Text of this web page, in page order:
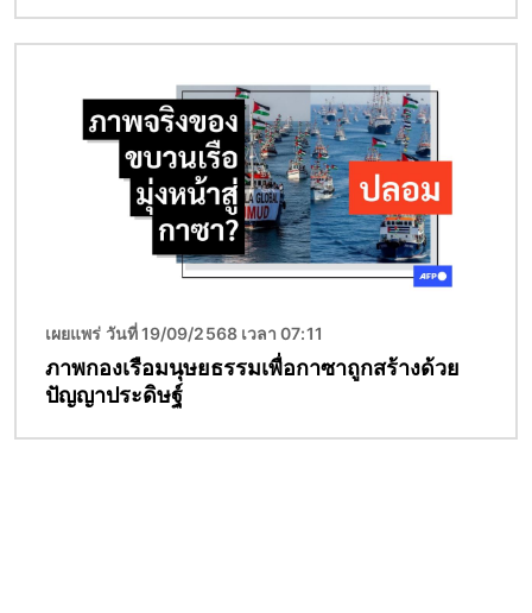
เผยแพร่ วันที่ 19/09/2568 เวลา 07:11
ภาพกองเรือมนุษยธรรมเพื่อกาซาถูกสร้างด้วย
ปัญญาประดิษฐ์